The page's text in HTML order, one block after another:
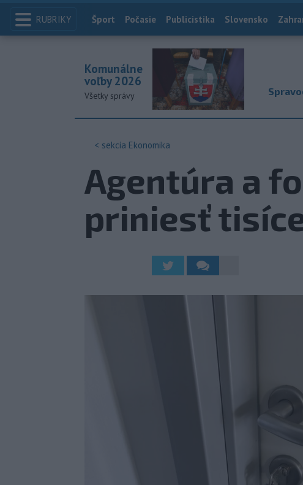
RUBRIKY Index
Šport Počasie Publicistika Slovensko
Komunálne
voľby 2026
Všetky správy
< sekcia Ekonomika
Agentúra a
priniesť